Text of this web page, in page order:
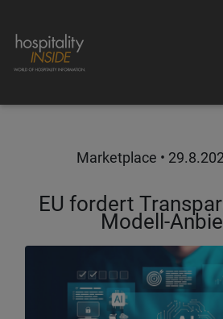
Marketplace •
EU fordert
Modell-